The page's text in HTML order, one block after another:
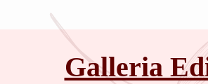
Galleria